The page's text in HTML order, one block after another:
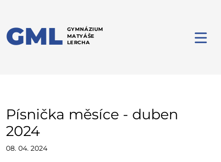
GML GYMNÁZIUM
MATYÁŠE
LERCHA
Písnička měsíce - duben
2024
08. 04. 2024